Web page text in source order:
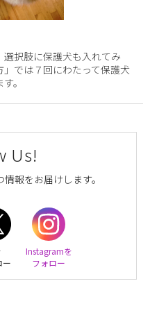
択肢に保護犬も入れてみ
では７回にわたって保護犬
。
Us!
報をお届けします。
ー
Instagramを
フォロー